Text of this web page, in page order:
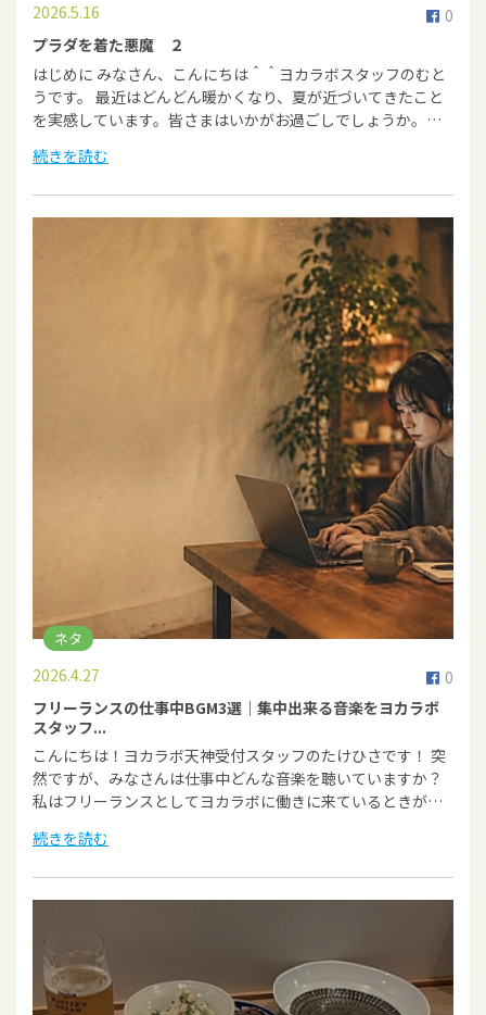
0
2026.5.16
プラダを着た悪魔 ２
はじめに みなさん、こんにちは＾＾ヨカラボスタッフのむと
うです。 最近はどんどん暖かくなり、夏が近づいてきたこと
を実感しています。皆さまはいかがお過ごしでしょうか。…
続きを読む
ネタ
0
2026.4.27
フリーランスの仕事中BGM3選｜集中出来る音楽をヨカラボ
スタッフ...
こんにちは！ヨカラボ天神受付スタッフのたけひさです！ 突
然ですが、みなさんは仕事中どんな音楽を聴いていますか？
私はフリーランスとしてヨカラボに働きに来ているときが…
続きを読む